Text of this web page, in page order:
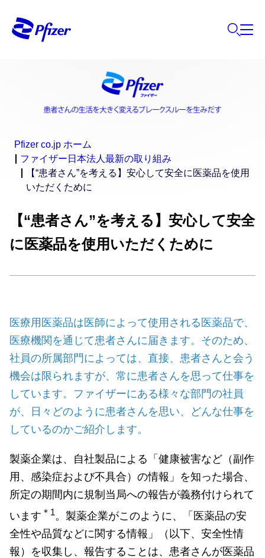
Pfizer co.jp ホーム
ファイザー日本法人最新の取り組み
【“患者さん”を考える】安心して安全に医薬品を使用
いただくために
【“患者さん”を考える】安心して安全
に医薬品を使用いただくために
医療用医薬品は医師によって使用される医薬品で、
医療機関を通じて患者さんに届きます。そのため、
社員の所属部門によっては、直接、患者さんと会う
機会は限られますが、常に患者さんを思って仕事を
しています。ファイザーにある様々な部門の社員
が、日々どのように患者さんを思い、どんな仕事を
しているのかご紹介します。
製薬企業は、自社製品による「健康被害など（副作
用、感染症および不具合）の情報」を知った場合、
所定の期間内に規制当局への報告が義務付けられて
います ＊1。製薬企業がこのように、「医薬品の安
全性や品質などに関する情報」（以下、安全性情
報）を収集し、報告することは、患者さんが医薬品